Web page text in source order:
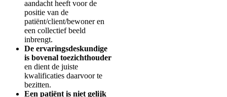
aandacht heeft voor de
positie van de
patiënt/client/bewoner en
een collectief beeld
inbrengt.
De ervaringsdeskundige
is bovenal toezichthouder
en dient de juiste
kwalificaties daarvoor te
bezitten.
Een patiënt is niet gelijk